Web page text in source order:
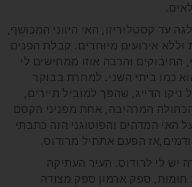
עד קסטלוריזו, האי היווני המכושף,
וללא אירועים מיוחדים. קבלת הפנים
והרבה אוזו ממחישים לי
כמו ביתי השני. למחרת בבוקר
הדייג, שהפך למוביל תיירים,
המרהיבה, אחת מפניני הקסם
האי המדהים והפוטוגני הזה כתבתי
הפעם אתחיל מרודוס.
יש לי לרודוס. העיר העתיקה
חומות, ספק ארמון ספק מצודה